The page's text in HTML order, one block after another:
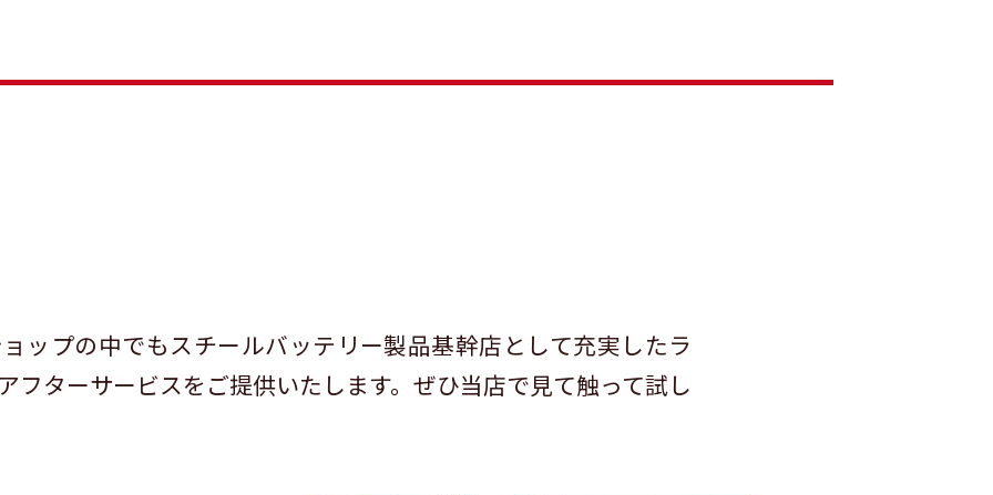
ップの中でもスチールバッテリー製品基幹店として充実したラ
フターサービスをご提供いたします。ぜひ当店で見て触って試し